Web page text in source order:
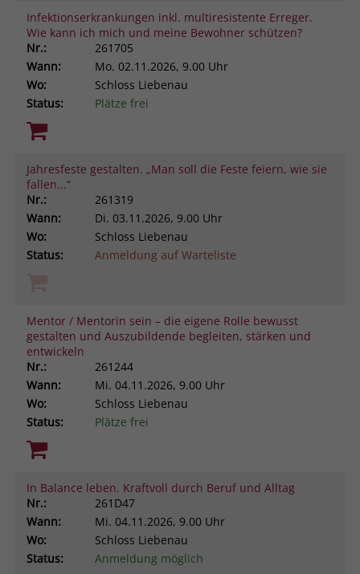
Infektionserkrankungen inkl. multiresistente Erreger.
Wie kann ich mich und meine Bewohner schützen?
Nr.:
261705
Wann:
Mo. 02.11.2026, 9.00 Uhr
Wo:
Schloss Liebenau
Status:
Plätze frei
Jahresfeste gestalten. „Man soll die Feste feiern, wie sie
fallen...“
Nr.:
261319
Wann:
Di. 03.11.2026, 9.00 Uhr
Wo:
Schloss Liebenau
Status:
Anmeldung auf Warteliste
Mentor / Mentorin sein – die eigene Rolle bewusst
gestalten und Auszubildende begleiten, stärken und
entwickeln
Nr.:
261244
Wann:
Mi. 04.11.2026, 9.00 Uhr
Wo:
Schloss Liebenau
Status:
Plätze frei
In Balance leben. Kraftvoll durch Beruf und Alltag
Nr.:
261D47
Wann:
Mi. 04.11.2026, 9.00 Uhr
Wo:
Schloss Liebenau
Status:
Anmeldung möglich